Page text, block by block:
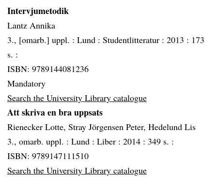
Intervjumetodik
Lantz Annika
3., [omarb.] uppl. : Lund : Studentlitteratur : 2013 : 173
s. :
ISBN: 9789144081236
Mandatory
Search the University Library catalogue
Att skriva en bra uppsats
Rienecker Lotte, Stray Jörgensen Peter, Hedelund Lis
3., omarb. uppl. : Lund : Liber : 2014 : 349 s. :
ISBN: 9789147111510
Search the University Library catalogue